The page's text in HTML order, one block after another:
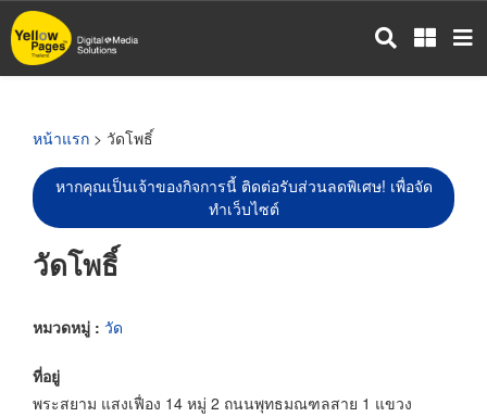
ข้าม
ไป
หน้าแรก > วัดโพธิ์
หากคุณเป็นเจ้าของกิจการนี้ ติดต่อรับส่วนลดพิเศษ! เพื่อจัด
ทำเว็บไซต์
วัดโพธิ์
หมวดหมู่ : วัด
ที่อยู่
พระสยาม แสงเฟื่อง 14 หมู่ 2 ถนนพุทธมณฑลสาย 1 แขวง